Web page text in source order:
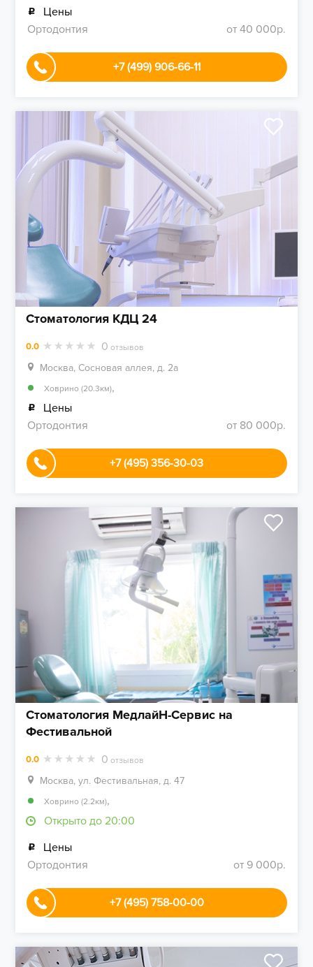
Цены
Ортодонтия
от 40 000р.
+7 (499) 906-66-11
Стоматология КДЦ 24
0.0 0 отзывов
Москва, Сосновая аллея, д. 2а
Ховрино (20.3км),
Цены
Ортодонтия
от 80 000р.
+7 (495) 356-30-03
Стоматология МедлайН-Сервис на
Фестивальной
0.0 0 отзывов
Москва, ул. Фестивальная, д. 47
Ховрино (2.2км),
Открыто до 20:00
Цены
Ортодонтия
от 9 000р.
+7 (495) 758-00-00